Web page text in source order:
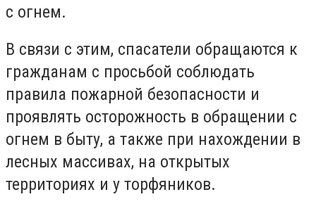
с огнем.
В связи с этим, спасатели обращаются к
гражданам с просьбой соблюдать
правила пожарной безопасности и
проявлять осторожность в обращении с
огнем в быту, а также при нахождении в
лесных массивах, на открытых
территориях и у торфяников.